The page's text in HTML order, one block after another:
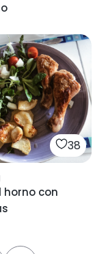
38
horno con